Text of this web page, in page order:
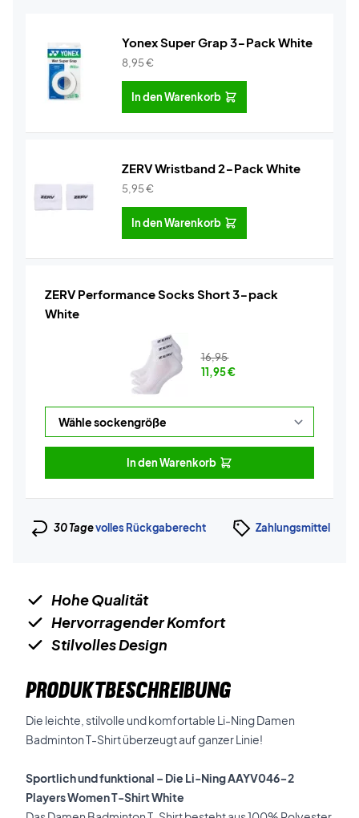
Yonex Super Grap 3-Pack White
8,95€
In den Warenkorb
ZERV Wristband 2-Pack White
5,95€
In den Warenkorb
ZERV Performance Socks Short 3-pack
White
16,95
11,95€
In den Warenkorb
30 Tagevolles Rückgaberecht Zahlungsmittel
Hohe Qualität
Hervorragender Komfort
Stilvolles Design
PRODUKTBESCHREIBUNG
Die leichte, stilvolle und komfortable Li-Ning Damen
Badminton T-Shirt überzeugt auf ganzer Linie!
Sportlich und funktional – Die Li-Ning AAYV046-2
Players Women T-Shirt White